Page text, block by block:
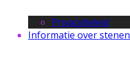
Privacybeleid
Informatie over stenen